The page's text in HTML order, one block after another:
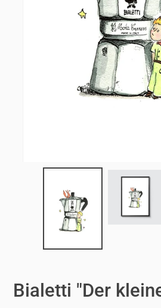
Bialetti "Der